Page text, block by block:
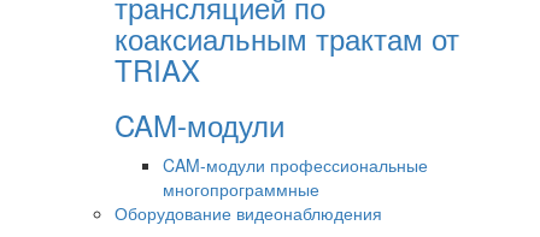
коаксиальным трактам от
TRIAX
CAM-модули
CAM-модули профессиональные
многопрограммные
Оборудование видеонаблюдения